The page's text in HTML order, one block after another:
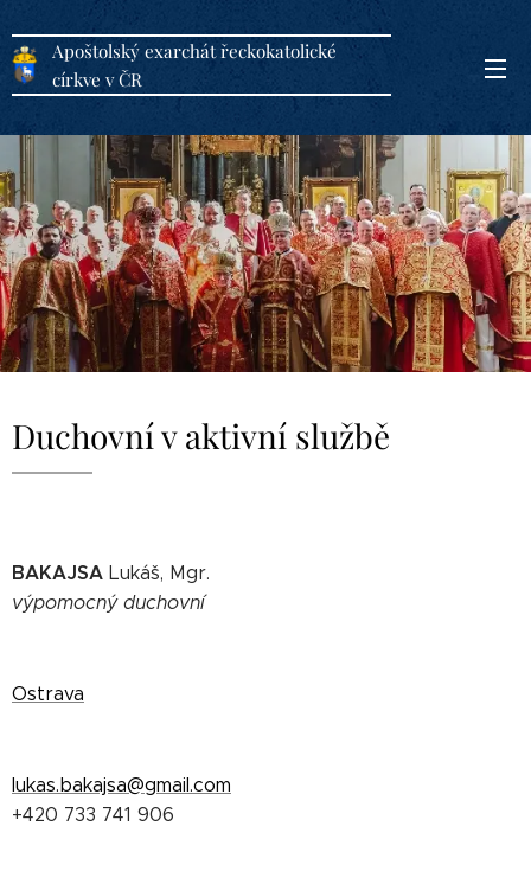
Apoštolský exarchát řeckokatolické
církve v ČR
Duchovní v aktivní službě
BAKAJSA Lukáš, Mgr.
výpomocný duchovní
Ostrava
lukas.bakajsa@gmail.com
+420 733 741 906